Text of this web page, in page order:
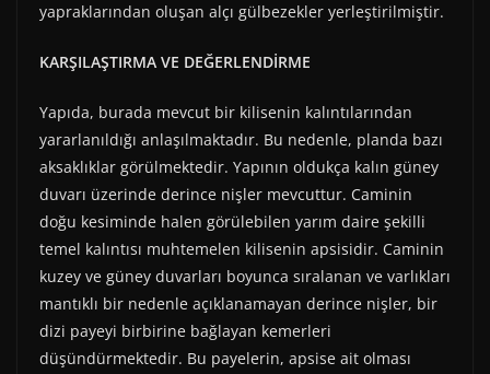
yapraklarından oluşan alçı gülbezekler yerleştirilmiştir.
KARŞILAŞTIRMA VE DEĞERLENDİRME
Yapıda, burada mevcut bir kilisenin kalıntılarından
yararlanıldığı anlaşılmaktadır. Bu nedenle, planda bazı
aksaklıklar görülmektedir. Yapının oldukça kalın güney
duvarı üzerinde derince nişler mevcuttur. Caminin
doğu kesiminde halen görülebilen yarım daire şekilli
temel kalıntısı muhtemelen kilisenin apsisidir. Caminin
kuzey ve güney duvarları boyunca sıralanan ve varlıkları
mantıklı bir nedenle açıklanamayan derince nişler, bir
dizi payeyi birbirine bağlayan kemerleri
düşündürmektedir. Bu payelerin, apsise ait olması